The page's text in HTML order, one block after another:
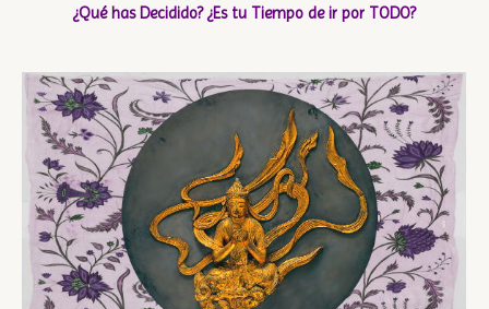
¿Qué has Decidido? ¿Es tu Tiempo de ir por TODO?